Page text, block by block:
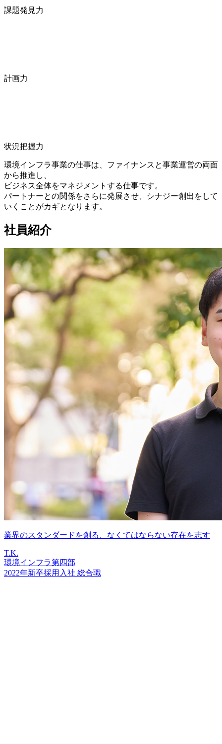
課題発見力
計画力
状況把握力
環境インフラ事業の仕事は、ファイナンスと事業運営の両面
から推進し、
ビジネス全体をマネジメントする仕事です。
パートナーとの関係をさらに発展させ、シナジー創出をして
いくことがカギとなります。
社員紹介
業界のスタンダードを創る、なくてはならない存在を志す
T.K.
環境インフラ第四部
2022年新卒採用入社 総合職